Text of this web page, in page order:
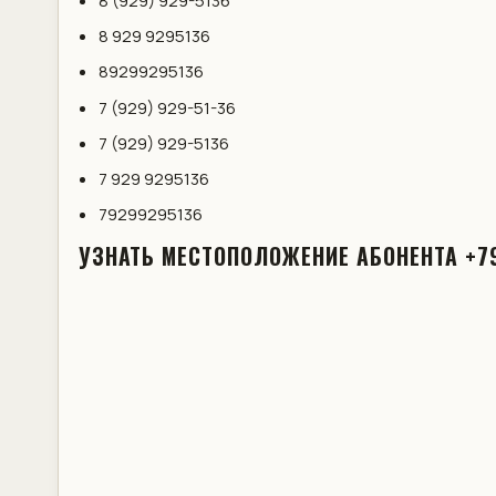
8 929 9295136
89299295136
7 (929) 929-51-36
7 (929) 929-5136
7 929 9295136
79299295136
УЗНАТЬ МЕСТОПОЛОЖЕНИЕ АБОНЕНТА